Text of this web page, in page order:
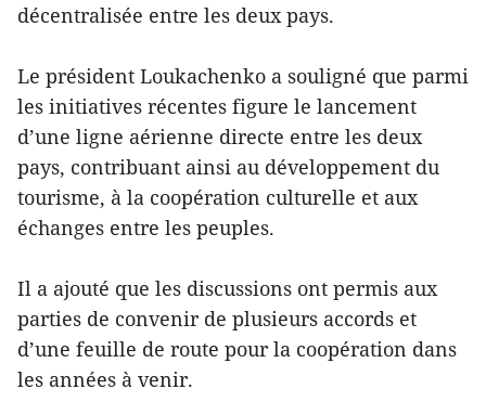
décentralisée entre les deux pays.
Le président Loukachenko a souligné que parmi
les initiatives récentes figure le lancement
d’une ligne aérienne directe entre les deux
pays, contribuant ainsi au développement du
tourisme, à la coopération culturelle et aux
échanges entre les peuples.
Il a ajouté que les discussions ont permis aux
parties de convenir de plusieurs accords et
d’une feuille de route pour la coopération dans
les années à venir.